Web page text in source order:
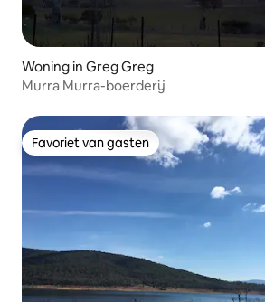
Woning in Greg Greg
Murra Murra-boerderij
Favoriet van gasten
Favoriet van gasten